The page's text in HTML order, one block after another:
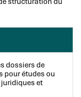
dossiers de
pour études ou
et